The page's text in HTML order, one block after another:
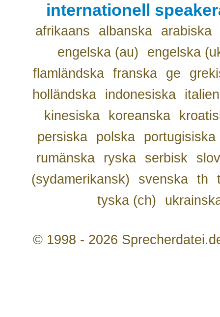
internationell
afrikaans albanska
arabiska
engelska (au)
engelska
flamländska franska ge
holländska
indonesiska
kinesiska
koreanska
persiska
polska
portugisiska
rumänska
ryska serbisk
(sydamerikansk)
svenska th
tyska (ch)
© 1998 - 2026